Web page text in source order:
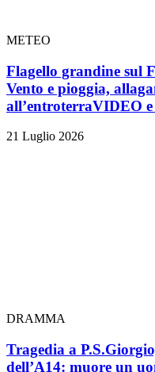
METEO
Flagello grandine sul
Vento e pioggia,
all’entroterraVIDEO
21 Luglio 2026
DRAMMA
Tragedia a
dell’A14: muore un